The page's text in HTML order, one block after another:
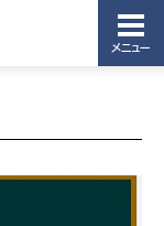
メニュー